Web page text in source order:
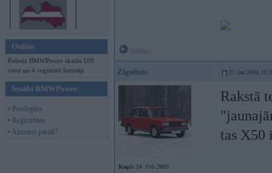
Online
Pašreiz BMWPower skatās 109
viesi un 4 reģistrēti lietotāji.
Ienākt BMWPower
• Pieslēgties
• Reģistrēties
• Aizmirsi paroli?
Zigulists 27. Jan 2009,
Kopš: 24. Feb 2003
Rakstā
tas X50